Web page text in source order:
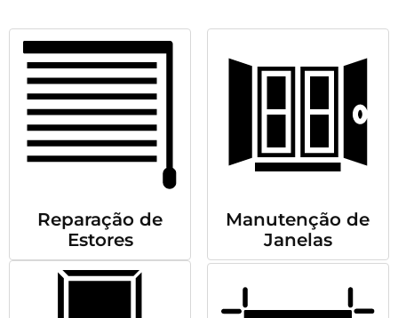
Reparação de
Estores
Manutenção de
Janelas